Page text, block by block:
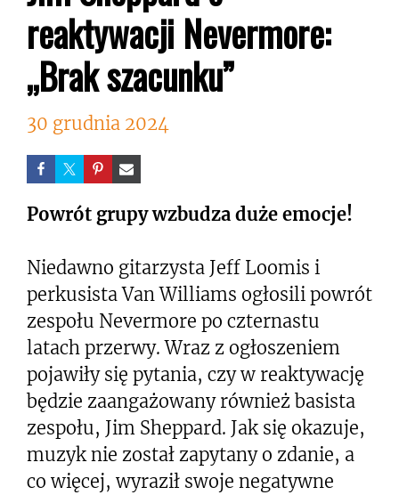
reaktywacji Nevermore:
„Brak szacunku”
30 grudnia 2024
Powrót grupy wzbudza duże emocje!
Niedawno gitarzysta Jeff Loomis i
perkusista Van Williams ogłosili powrót
zespołu Nevermore po czternastu
latach przerwy. Wraz z ogłoszeniem
pojawiły się pytania, czy w reaktywację
będzie zaangażowany również basista
zespołu, Jim Sheppard. Jak się okazuje,
muzyk nie został zapytany o zdanie, a
co więcej, wyraził swoje negatywne